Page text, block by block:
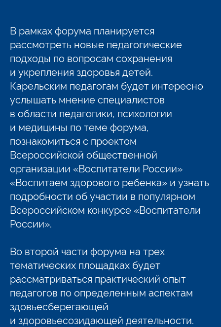
В рамках форума планируется
рассмотреть новые педагогические
подходы по вопросам сохранения
и укрепления здоровья детей.
Карельским педагогам будет интересно
услышать мнение специалистов
в области педагогики, психологии
и медицины по теме форума,
познакомиться с проектом
Всероссийской общественной
организации «Воспитатели России»
«Воспитаем здорового ребенка» и узнать
подробности об участии в популярном
Всероссийском конкурсе «Воспитатели
России».
Во второй части форума на трех
тематических площадках будет
рассматриваться практический опыт
педагогов по определенным аспектам
здовьесберегающей
и здоровьесозидающей деятельности.